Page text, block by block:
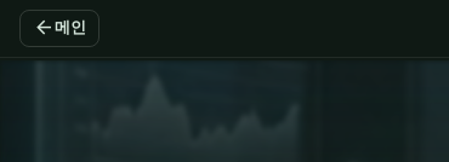
arrow_back 메인